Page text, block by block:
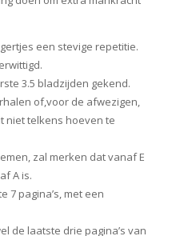
een stevige repetitie.
3.5 bladzijden gekend.
of,voor de afwezigen,
niet telkens hoeven te
zal merken dat vanaf E
A is.
7 pagina’s, met een
de laatste drie pagina’s van